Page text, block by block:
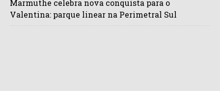
Marmuthe celebra nova conquista para o
Valentina: parque linear na Perimetral Sul